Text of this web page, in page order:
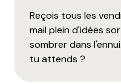
Reçois tous les
mail plein d'idées
sombrer dans
tu attends ?